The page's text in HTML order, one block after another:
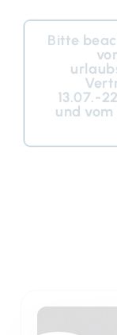
Bitte
13.07.-
und vom